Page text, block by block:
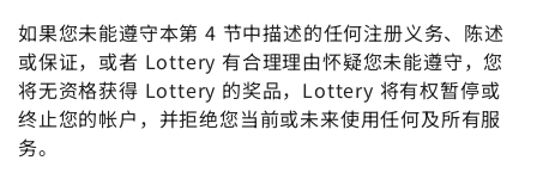
如果您未能遵守本第 4 节中描述的任何注册义务、陈述
或保证，或者 Lottery 有合理理由怀疑您未能遵守，您
将无资格获得 Lottery 的奖品，Lottery 将有权暂停或
终止您的帐户，并拒绝您当前或未来使用任何及所有服
务。